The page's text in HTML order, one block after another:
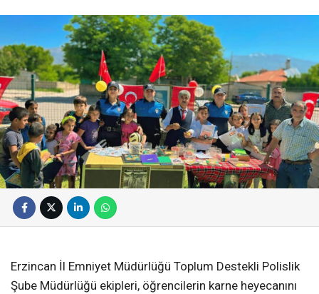
Erzincan İl Emniyet Müdürlüğü Toplum Destekli Polislik
Şube Müdürlüğü ekipleri, öğrencilerin karne heyecanını